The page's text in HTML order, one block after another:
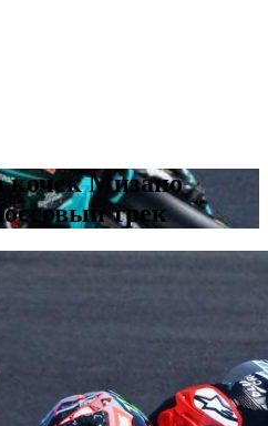
кочек Мизано
трек